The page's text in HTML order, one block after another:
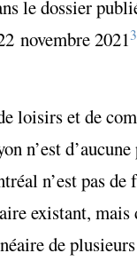
le dossier
novembre 20213
loisirs et de
n’est
n’est pas de
existant, mais
de